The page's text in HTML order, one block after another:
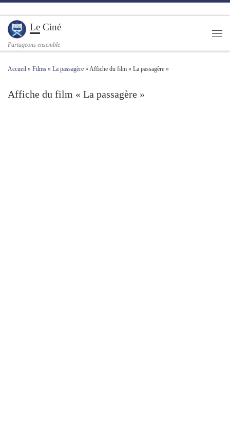
Passer au contenu
Le Ciné
Partageons ensemble
Accueil » Films » La passagère » Affiche du film « La passagère »
Affiche du film « La passagère »